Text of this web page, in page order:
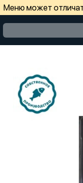
Меню может